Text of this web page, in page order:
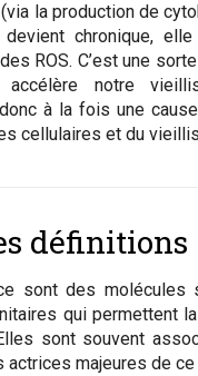
(via la production de
devient chronique,
ROS. C’est une
accélère notre
à la fois une
cellulaires et du
définitions
sont des molécules
qui permettent
sont souvent
actrices majeures de